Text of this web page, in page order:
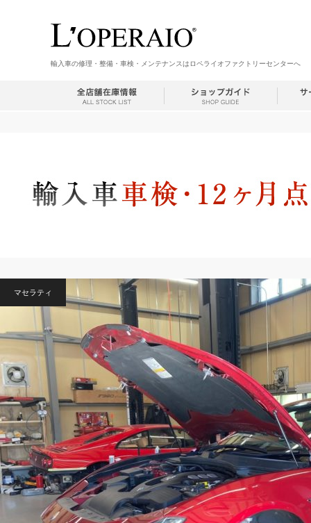
輸入車の修理・整備・車検・メンテナンスはロペライオファクトリーセンターへ
マセラティ